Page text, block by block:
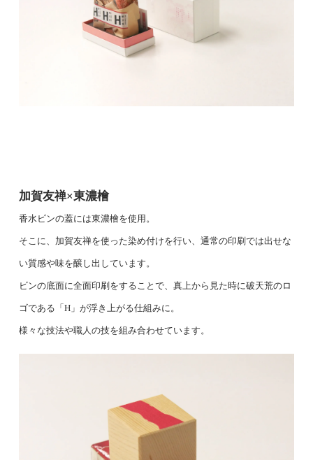
加賀友禅×東濃檜
香水ビンの蓋には東濃檜を使用。
そこに、加賀友禅を使った染め付けを行い、通常の印刷では出せな
い質感や味を醸し出しています。
ビンの底面に全面印刷をすることで、真上から見た時に破天荒のロ
ゴである「H」が浮き上がる仕組みに。
様々な技法や職人の技を組み合わせています。